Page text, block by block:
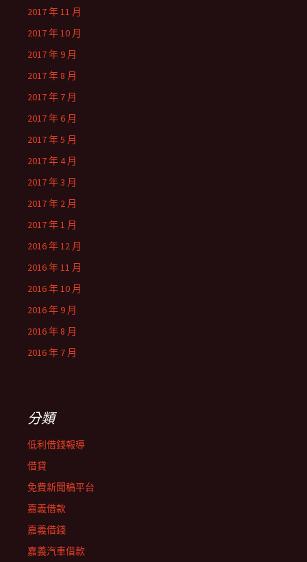
2017 年 11 月
2017 年 10 月
2017 年 9 月
2017 年 8 月
2017 年 7 月
2017 年 6 月
2017 年 5 月
2017 年 4 月
2017 年 3 月
2017 年 2 月
2017 年 1 月
2016 年 12 月
2016 年 11 月
2016 年 10 月
2016 年 9 月
2016 年 8 月
2016 年 7 月
分類
低利借錢報導
借貸
免費新聞稿平台
嘉義借款
嘉義借錢
嘉義汽車借款